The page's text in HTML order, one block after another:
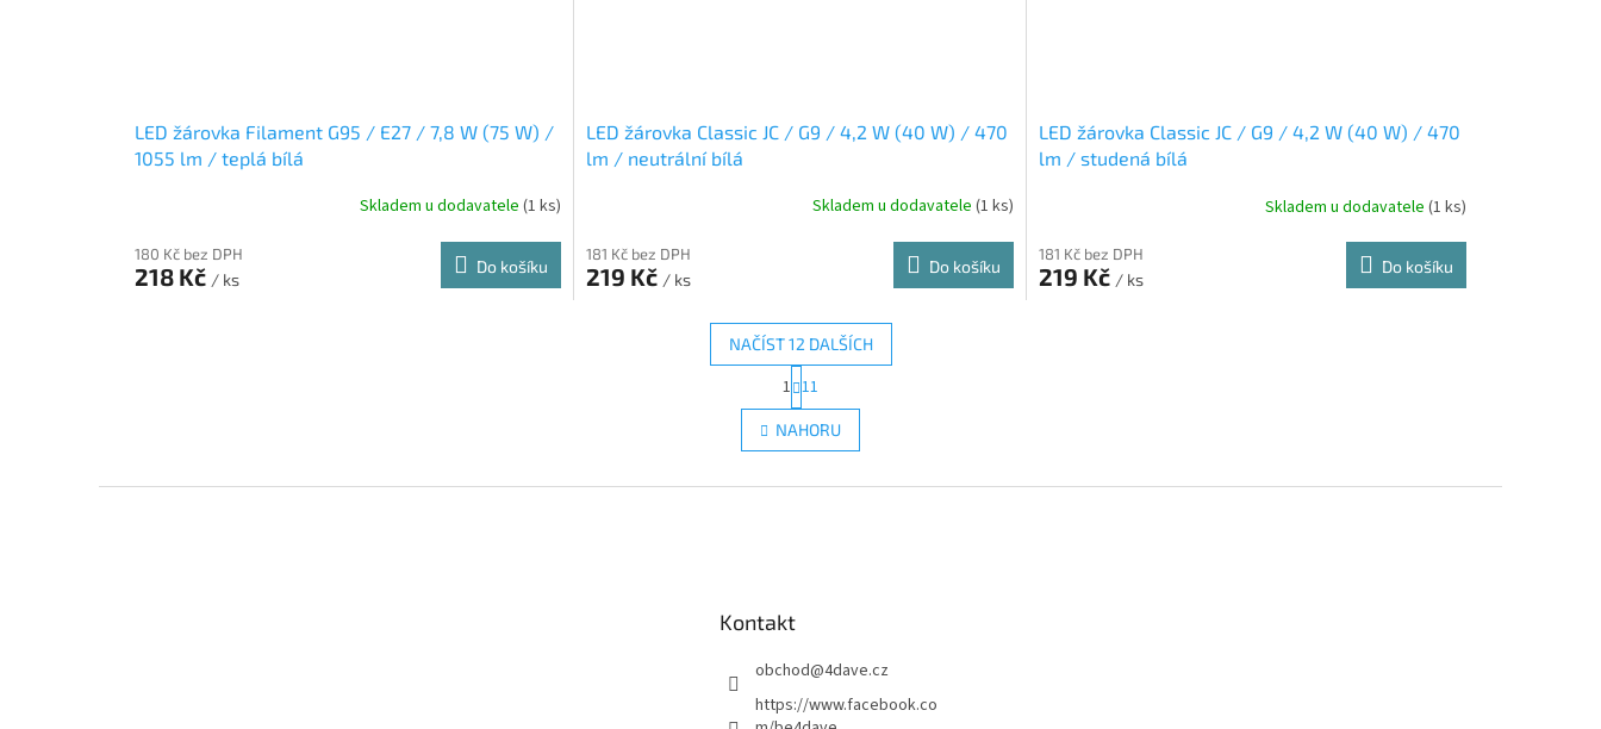
LED žárovka Filament G95 / E27 / 7,8 W (75 W) /
1055 lm / teplá bílá
Skladem u dodavatele(1 ks)
180 Kč bez DPH
218 Kč / ks
Do košíku
LED žárovka Classic JC / G9 / 4,2 W (40 W) / 470
lm / neutrální bílá
Skladem u dodavatele (1 ks)
181 Kč bez DPH
219 Kč / ks
Do košíku
LED žárovka Classic JC / G9 / 4,2 W (40 W) / 470
lm / studená bílá
Skladem u dodavatele (1 ks)
181 Kč bez DPH
219 Kč / ks
Do košíku
O
v
l
d
y
ý
NAČÍST 12 DALŠÍCH
t
r
á
n
1 11
NAHORU
Kontakt
obchod@4dave.cz
https://www.facebook.co